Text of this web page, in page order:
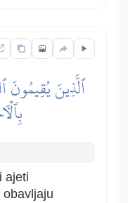
ٱلَّذِينَ يُقِيمُونَ
ajeti